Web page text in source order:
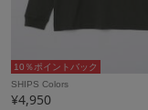
10％ポイントバック
SHIPS Colors
¥4,950